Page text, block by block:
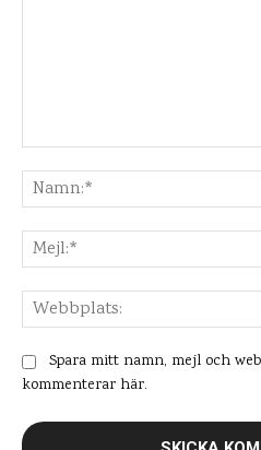
Spara mitt namn, mejl och
kommenterar här.